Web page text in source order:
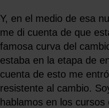
Y, en el medio de esa
me di cuenta de que
famosa curva del
estaba en la etapa de
cuenta de esto me
resistente al cambio.
hablamos en los cursos